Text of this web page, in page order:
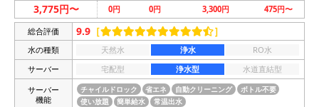
3,775円〜 0円 0円 3,300円 475円〜
総合評価 9.9 ［ ］
水の種類 天然水 浄水
RO水
サーバー
宅配型 浄水型
水道直結型
サーバー
機能
チャイルドロック 省エネ 自動クリーニング
ボトル不要
使い放題
簡単給水 常温出水